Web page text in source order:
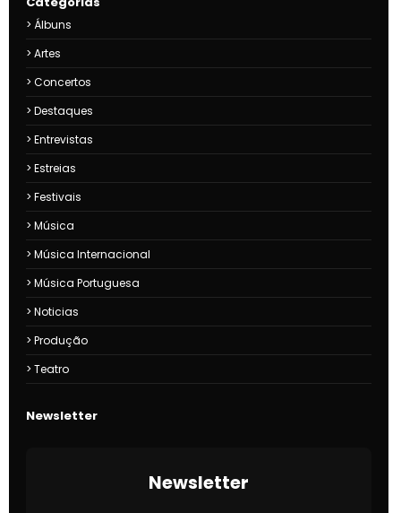
Álbuns
Artes
Concertos
Destaques
Entrevistas
Estreias
Festivais
Música
Música Internacional
Música Portuguesa
Noticias
Produção
Teatro
Newsletter
Newsletter